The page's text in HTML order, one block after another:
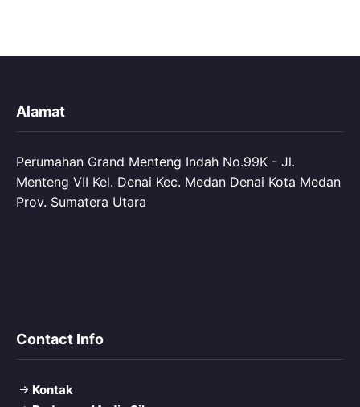
Alamat
Perumahan Grand Menteng Indah No.99K - Jl.
Menteng VII Kel. Denai Kec. Medan Denai Kota Medan
Prov. Sumatera Utara
Contact Info
Kontak